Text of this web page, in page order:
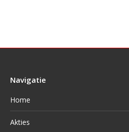
Navigatie
Home
Akties